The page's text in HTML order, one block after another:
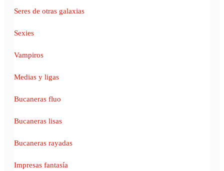
Seres de otras galaxias
Sexies
Vampiros
Medias y ligas
Bucaneras fluo
Bucaneras lisas
Bucaneras rayadas
Impresas fantasía